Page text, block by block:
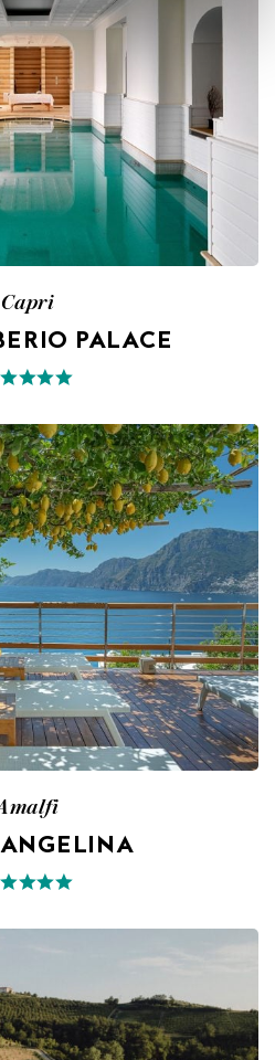
Capri
PALACE